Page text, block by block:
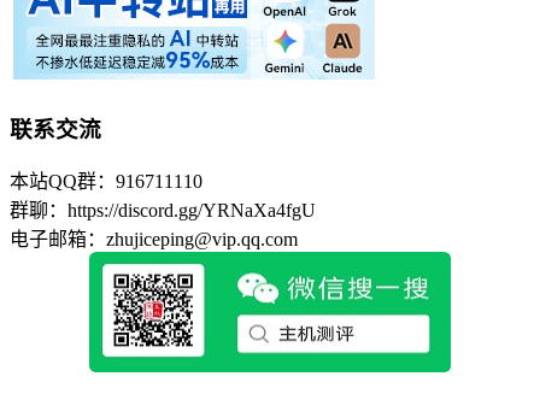
联系交流
本站QQ群：916711110
群聊：https://discord.gg/YRNaXa4fgU
电子邮箱：zhujiceping@vip.qq.com